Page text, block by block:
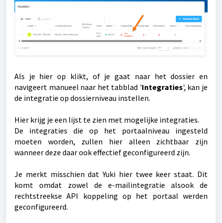
Als je hier op klikt, of je gaat naar het dossier en
navigeert manueel naar het tabblad 'Integraties', kan je
de integratie op dossierniveau instellen.
Hier krijg je een lijst te zien met mogelijke integraties.
De integraties die op het portaalniveau ingesteld
moeten worden, zullen hier alleen zichtbaar zijn
wanneer deze daar ook effectief geconfigureerd zijn.
Je merkt misschien dat Yuki hier twee keer staat. Dit
komt omdat zowel de e-mailintegratie alsook de
rechtstreekse API koppeling op het portaal werden
geconfigureerd.